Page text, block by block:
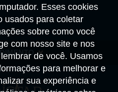
Esses cookies
usados para coletar
sobre como você
com nosso site e nos
de você. Usamos
para melhorar e
sua experiência e